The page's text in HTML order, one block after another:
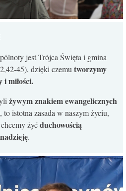
jest Trójca Święta i gmina
45), dzięki czemu tworzymy
i miłości.
żywym znakiem ewangelicznych
, to istotna zasada w naszym życiu,
żyćduchowością
.